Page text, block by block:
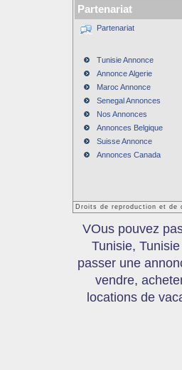
Partenariat
Partenariat
Tunisie Annonce
Annonce Algerie
Maroc Annonce
Senegal Annonces
Nos Annonces
Annonces Belgique
Suisse Annonce
Annonces Canada
Droits de reproduction et de
VOus pouvez
Tunisie,
passer une
vendre,
locations de